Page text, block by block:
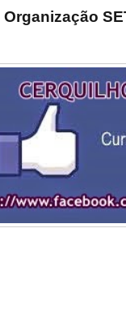
Organização